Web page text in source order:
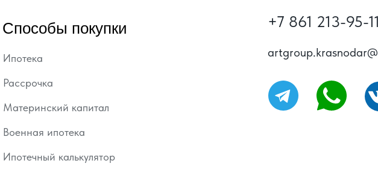
+7 861 213-95-11
Способы покупки
Ипотека
Материнский капитал
Военная ипотека
Ипотечный калькулятор
Рассрочка